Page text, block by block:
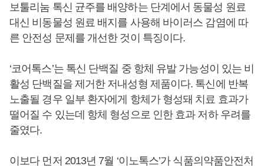
보툴리눔 톡신 균주를 배양하는 단계에서 동물성 원료
대신 비동물성 원료 배지를 사용해 바이러스 감염에 따
른 안전성 문제를 개선한 것이 특징이다.
‘코어톡스’는 톡신 단백질 중 항체 유발 가능성이 있는 비
활성 단백질을 제거한 저내성형 제품이다. 톡신에 반복
노출될 경우 일부 환자에게 항체가 형성돼 치료 효과가
떨어질 수 있는데 항체 형성으로 인한 효과 저하 우려를
줄였다.
이보다 먼저 2013년 7월 ‘이노톡스’가 식품의약품안전처